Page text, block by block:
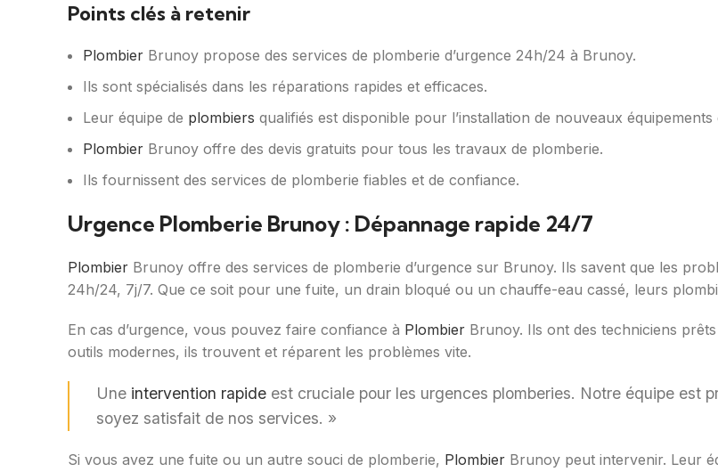
Points clés à retenir
Plombier Brunoy propose des services de plomberie d’urgence 24h/24 à Brunoy.
Ils sont spécialisés dans les réparations rapides et efficaces.
Leur équipe de plombiers qualifiés est disponible pour l’installation de nouveaux équipements
Plombier Brunoy offre des devis gratuits pour tous les travaux de plomberie.
Ils fournissent des services de plomberie fiables et de confiance.
Urgence Plomberie Brunoy : Dépannage rapide 24/7
Plombier Brunoy offre des services de plomberie d’urgence sur Brunoy. Ils savent que les
24h/24, 7j/7. Que ce soit pour une fuite, un drain bloqué ou un chauffe-eau cassé, leurs
En cas d’urgence, vous pouvez faire confiance à Plombier Brunoy. Ils ont des techniciens
outils modernes, ils trouvent et réparent les problèmes vite.
Une intervention rapide est cruciale pour les urgences plomberies. Notre équipe est
soyez satisfait de nos services. »
Si vous avez une fuite ou un autre souci de plomberie, Plombier Brunoy peut intervenir. Leur